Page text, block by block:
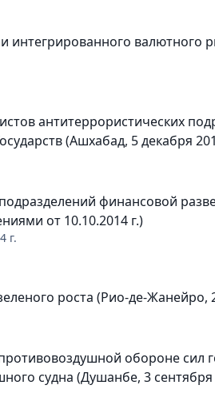
интегрированного валютного
антитеррористических
(Ашхабад, 5 декабря
финансовой
от 10.10.2014 г.)
г.
роста (Рио-де-Жанейро,
обороне сил
судна (Душанбе, 3 сентября